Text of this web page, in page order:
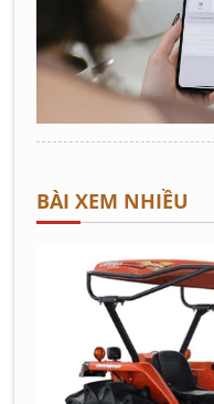
BÀI XEM NHIỀU